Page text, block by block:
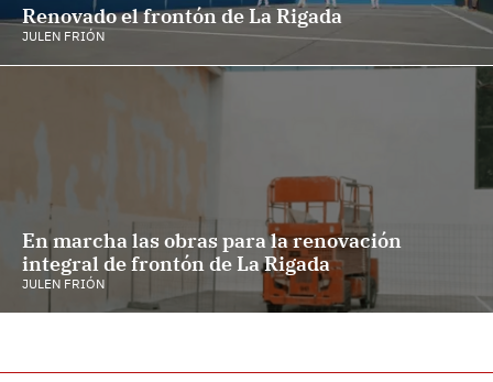
Renovado el frontón de La Rigada
JULEN FRIÓN
En marcha las obras para la renovación
integral de frontón de La Rigada
JULEN FRIÓN